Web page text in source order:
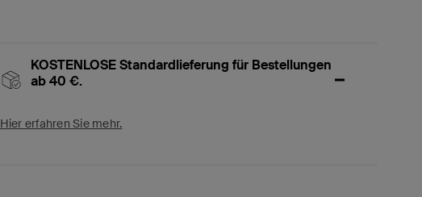
KOSTENLOSE Standardlieferung für Bestellungen
ab 40 €.
Hier erfahren Sie mehr.